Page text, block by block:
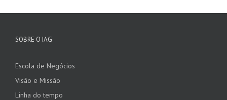
SOBRE O IAG
Escola de Negócios
Visão e Missão
Linha do tempo